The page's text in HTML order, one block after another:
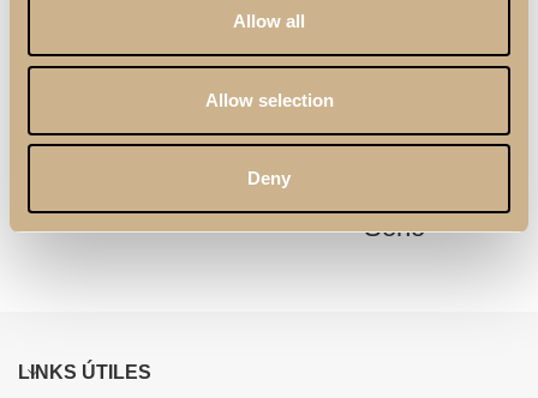
Allow all
Allow selection
Deny
Mesa de centro
Estantería
Suspendida Vertical
Soho
LINKS ÚTILES